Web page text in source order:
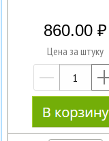
860.00
Цена за штуку
—